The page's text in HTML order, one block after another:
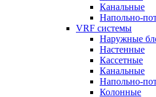
Канальные
Напольно-
VRF системы
Наружные
Настенные
Кассетные
Канальные
Напольно-
Колонные